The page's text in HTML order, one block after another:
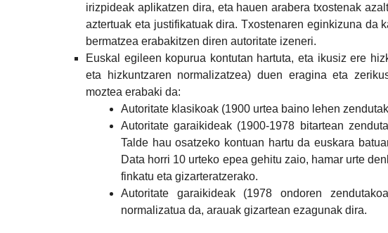
irizpideak aplikatzen dira, eta hauen arabera txostenak
aztertuak eta justifikatuak dira. Txostenaren eginkizuna da
bermatzea erabakitzen diren autoritate izeneri.
Euskal egileen kopurua kontutan hartuta, eta ikusiz ere
eta hizkuntzaren normalizatzea) duen eragina eta
moztea erabaki da​:
Autoritate klasikoak (1900 urtea baino lehen
Autoritate garaikideak (1900-1978 bitartean
Talde hau osatzeko kontuan hartu da euskara
Data horri 10 urteko epea gehitu zaio, hamar urte
finkatu eta gizarteratzerako.
Autoritate garaikideak (1978 ondoren
normalizatua da, arauak gizartean ezagunak dira.